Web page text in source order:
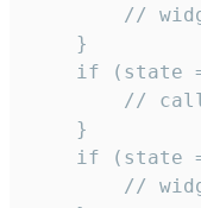
//
    }
if (state
//
    }
if (state
//